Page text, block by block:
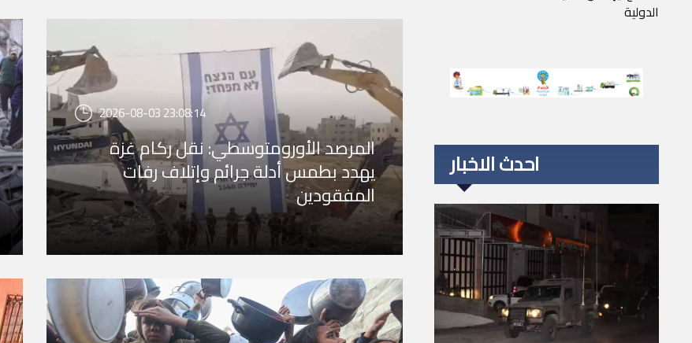
2026-08-03 23:08:14
المرصد الأورومتوسطي: نقل ركام غزة
يهدد بطمس أدلة جرائم وإتلاف رفات
المفقودين
الدولية
احدث الاخبار